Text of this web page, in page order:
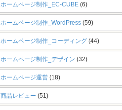
ホームページ制作_EC-CUBE(6)
ホームページ制作_WordPress(59)
ホームページ制作_コーディング(44)
ホームページ制作_デザイン (32)
ホームページ運営(18)
商品レビュー (51)